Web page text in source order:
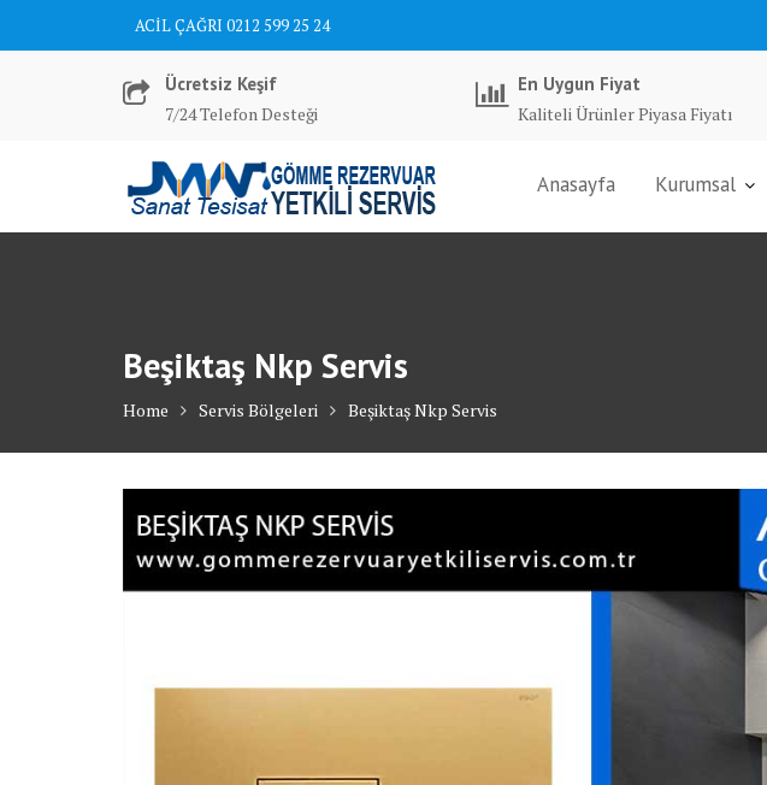
ACİL ÇAĞRI 0212 599 25 24
Ücretsiz Keşif
7/24 Telefon Desteği
En Uygun Fiyat
Kaliteli Ürünler Piyasa Fiyatı
Anasayfa Kurumsal
Beşiktaş Nkp Servis
Home Servis Bölgeleri Beşiktaş Nkp Servis